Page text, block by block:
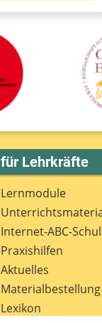
für Lehrkräfte
Lernmodule
Internet-ABC-
Praxishilfen
Aktuelles
Materialbestellung
Lexikon